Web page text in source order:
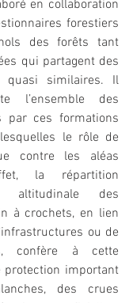
en collaboration
forestiers
des forêts tant
qui partagent des
quasi similaires. Il
l’ensemble des
par ces formations
le rôle de
contre les aléas
la répartition
altitudinale des
à crochets, en lien
ou de
confère à cette
protection important
des crues